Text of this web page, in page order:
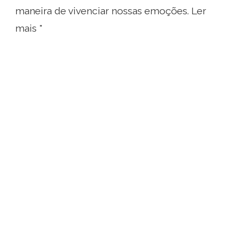
maneira de vivenciar nossas emoções. Ler
mais "